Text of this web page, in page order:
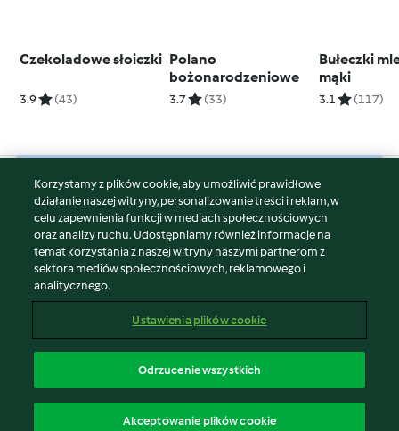
Czekoladowe słoiczki
3.9 (43)
Polano
bożonarodzeniowe
3.7 (33)
Bułeczki
mąki
3.1 (117)
© Copyright 2026
Warunki korzystania
Polityka prywatności
Disclaimer
Znak wydawcy
Zgłoś treść
Oświadczenie o dostępności
Korzystamy z plików cookie, aby umożliwić prawidłowe
działanie naszej witryny, personalizowanie treści i reklam, w
celu zapewnienia funkcji w mediach społecznościowych
oraz analizy ruchu. Udostępniamy również informacje na
temat korzystania z naszej witryny naszymi partnerom z
sektora mediów społecznościowych, reklamowego i
analitycznego.
Ustawienia plików cookie
Odrzucenie wszystkich
Akceptowanie plików cookie